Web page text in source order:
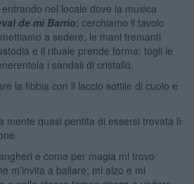
nel locale dove la musica
de mi Barrio; cerchiamo il tavolo
a sedere, le mani tremanti
e il rituale prende forma: togli le
i sandali di cristallo.
la fibbia con il laccio sottile di cuoio e
mente quasi pentita di essersi trovata lì
e come per magia mi trovo
m’invita a ballare; mi alzo e mi